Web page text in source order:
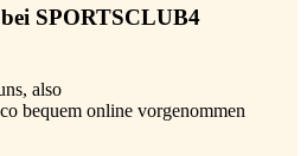
SPORTSCLUB4
also
bequem online vorgenommen